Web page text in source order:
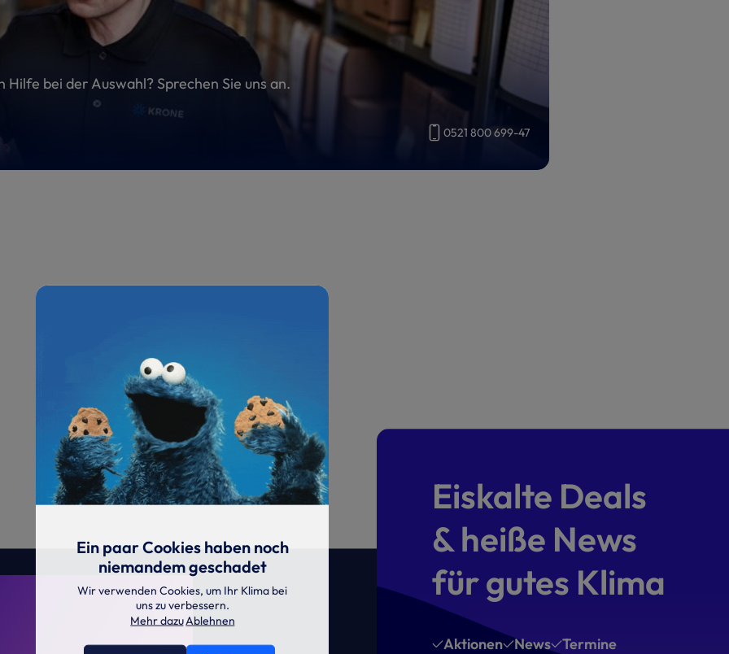
bei der Auswahl? Sprechen Sie uns an.
0521 800 699-47
Eiskalte Deals
& heiße News
für gutes Klima
Aktionen News Termine
Ein paar Cookies haben noch
niemandem geschadet
Wir verwenden Cookies, um Ihr Klima bei
uns zu verbessern.
Mehr dazuAblehnen